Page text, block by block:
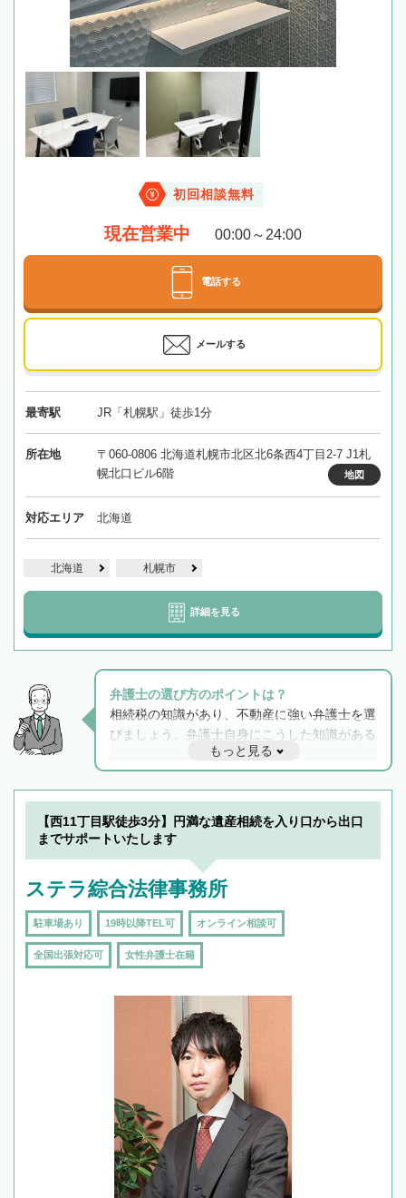
初回相談無料
現在営業中 00:00～24:00
電話する
メールする
最寄駅 JR「札幌駅」徒歩1分
所在地
〒060-0806 北海道札幌市北区北6条西4丁目2-7 J1札
幌北口ビル6階
地図
対応エリア 北海道
北海道 札幌市
詳細を見る
弁護士の選び方のポイントは？
相続税の知識があり、不動産に強い弁護士を選
びましょう。弁護士自身にこうした知識がある
と他士業との連携もスムーズに進み、トラブル
解決のみならず相続をトータルで任せることが
できます。また、相続は感情がからむ分野なの
でフィーリングも重要です。実際に電話や面談
で複数の弁護士と会話をしてウマが合う方に依
もっと見る
【西11丁目駅徒歩3分】円満な遺産相続を入り口から出口
までサポートいたします
ステラ綜合法律事務所
駐車場あり 19時以降TEL可 オンライン相談可
全国出張対応可 女性弁護士在籍